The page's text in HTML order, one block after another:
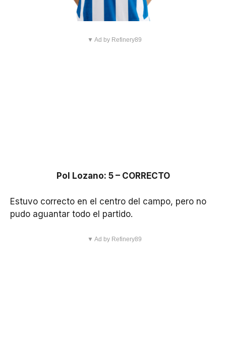
▼ Ad by Refinery89
Pol Lozano: 5 – CORRECTO
Estuvo correcto en el centro del campo, pero no
pudo aguantar todo el partido.
▼ Ad by Refinery89